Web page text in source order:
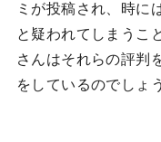
ミが投稿され、時に
と疑われてしまうこ
さんはそれらの評判
をしているのでしょ